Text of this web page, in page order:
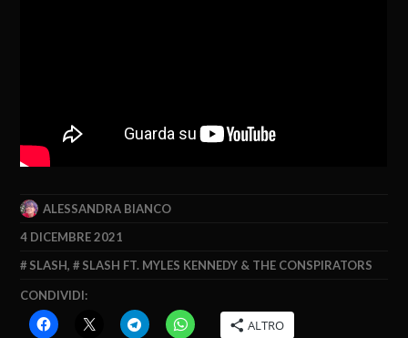
ALESSANDRA BIANCO
4 DICEMBRE 2021
SLASH, SLASH FT. MYLES KENNEDY & THE CONSPIRATORS
CONDIVIDI:
ALTRO